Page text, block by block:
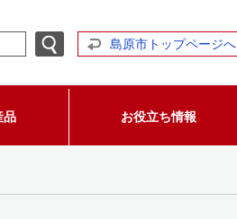
島原市トップページへ
品 お役立ち情報